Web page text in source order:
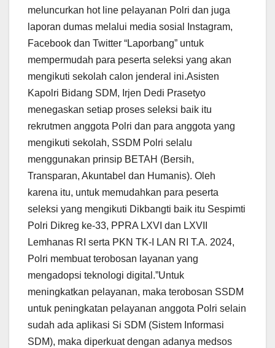
meluncurkan hot line pelayanan Polri dan juga
laporan dumas melalui media sosial Instagram,
Facebook dan Twitter “Laporbang” untuk
mempermudah para peserta seleksi yang akan
mengikuti sekolah calon jenderal ini.Asisten
Kapolri Bidang SDM, Irjen Dedi Prasetyo
menegaskan setiap proses seleksi baik itu
rekrutmen anggota Polri dan para anggota yang
mengikuti sekolah, SSDM Polri selalu
menggunakan prinsip BETAH (Bersih,
Transparan, Akuntabel dan Humanis). Oleh
karena itu, untuk memudahkan para peserta
seleksi yang mengikuti Dikbangti baik itu Sespimti
Polri Dikreg ke-33, PPRA LXVI dan LXVII
Lemhanas RI serta PKN TK-I LAN RI T.A. 2024,
Polri membuat terobosan layanan yang
mengadopsi teknologi digital.”Untuk
meningkatkan pelayanan, maka terobosan SSDM
untuk peningkatan pelayanan anggota Polri selain
sudah ada aplikasi Si SDM (Sistem Informasi
SDM), maka diperkuat dengan adanya medsos